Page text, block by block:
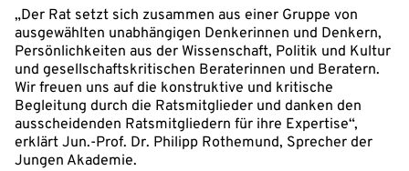
„Der Rat setzt sich zusammen aus einer Gruppe von
ausgewählten unabhängigen Denkerinnen und Denkern,
Persönlichkeiten aus der Wissenschaft, Politik und Kultur
und gesellschaftskritischen Beraterinnen und Beratern.
Wir freuen uns auf die konstruktive und kritische
Begleitung durch die Ratsmitglieder und danken den
ausscheidenden Ratsmitgliedern für ihre Expertise“,
erklärt Jun.-Prof. Dr. Philipp Rothemund, Sprecher der
Jungen Akademie.